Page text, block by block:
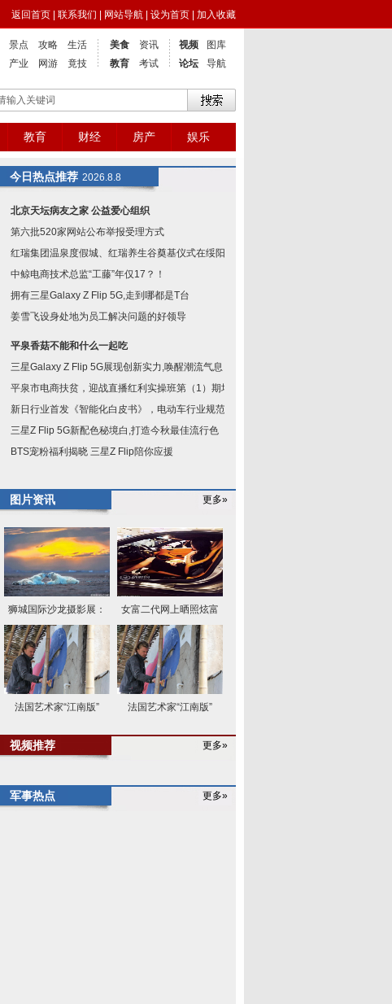
返回首页 联系我们 网站导航 设为首页 加入收藏
景点 攻略
生活
产业 网游 竟技
美食
资讯
教育
考试
视频
图库
论坛
导航
教育 财经 房产 娱乐
今日热点推荐 2026.8.8
北京天坛病友之家 公益爱心组织
第六批520家网站公布举报受理方式
红瑞集团温泉度假城、红瑞养生谷奠基仪式在绥阳举
中鲸电商技术总监“工藤”年仅17？！
拥有三星Galaxy Z Flip 5G,走到哪都是T台
姜雪飞设身处地为员工解决问题的好领导
平泉香菇不能和什么一起吃
三星Galaxy Z Flip 5G展现创新实力,唤醒潮流气息
平泉市电商扶贫，迎战直播红利实操班第（1）期培
新日行业首发《智能化白皮书》，电动车行业规范已
三星Z Flip 5G新配色秘境白,打造今秋最佳流行色
BTS宠粉福利揭晓 三星Z Flip陪你应援
图片资讯 更多»
狮城国际沙龙摄影展： 女富二代网上晒照炫富
法国艺术家“江南版” 法国艺术家“江南版”
视频推荐 更多»
军事热点 更多»